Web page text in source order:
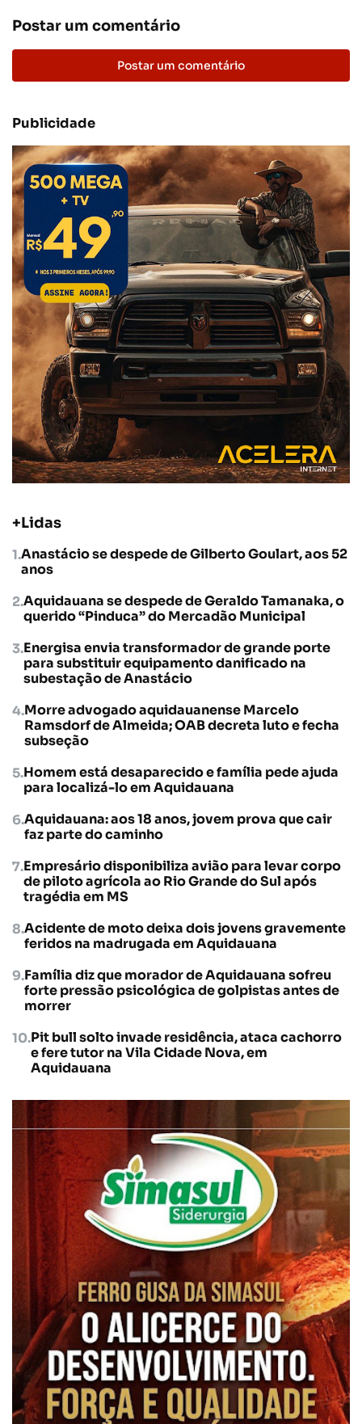
Postar um comentário
Postar um comentário
Publicidade
+Lidas
Anastácio se despede de Gilberto Goulart, aos 52
anos
Aquidauana se despede de Geraldo Tamanaka, o
querido “Pinduca” do Mercadão Municipal
Energisa envia transformador de grande porte
para substituir equipamento danificado na
subestação de Anastácio
Morre advogado aquidauanense Marcelo
Ramsdorf de Almeida; OAB decreta luto e fecha
subseção
Homem está desaparecido e família pede ajuda
para localizá-lo em Aquidauana
Aquidauana: aos 18 anos, jovem prova que cair
faz parte do caminho
Empresário disponibiliza avião para levar corpo
de piloto agrícola ao Rio Grande do Sul após
tragédia em MS
Acidente de moto deixa dois jovens gravemente
feridos na madrugada em Aquidauana
Família diz que morador de Aquidauana sofreu
forte pressão psicológica de golpistas antes de
morrer
Pit bull solto invade residência, ataca cachorro
e fere tutor na Vila Cidade Nova, em
Aquidauana